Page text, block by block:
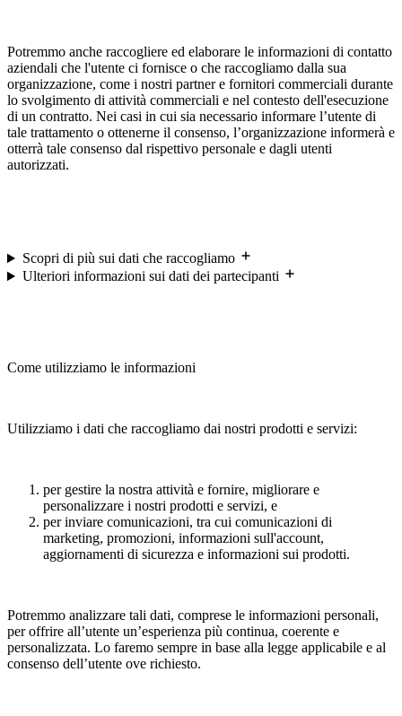
Potremmo anche raccogliere ed elaborare le informazioni di contatto
aziendali che l'utente ci fornisce o che raccogliamo dalla sua
organizzazione, come i nostri partner e fornitori commerciali durante
lo svolgimento di attività commerciali e nel contesto dell'esecuzione
di un contratto. Nei casi in cui sia necessario informare l’utente di
tale trattamento o ottenerne il consenso, l’organizzazione informerà e
otterrà tale consenso dal rispettivo personale e dagli utenti
autorizzati.
Scopri di più sui dati che raccogliamo
Ulteriori informazioni sui dati dei partecipanti
Come utilizziamo le informazioni
Utilizziamo i dati che raccogliamo dai nostri prodotti e servizi:
per gestire la nostra attività e fornire, migliorare e
personalizzare i nostri prodotti e servizi, e
per inviare comunicazioni, tra cui comunicazioni di
marketing, promozioni, informazioni sull'account,
aggiornamenti di sicurezza e informazioni sui prodotti.
Potremmo analizzare tali dati, comprese le informazioni personali,
per offrire all’utente un’esperienza più continua, coerente e
personalizzata. Lo faremo sempre in base alla legge applicabile e al
consenso dell’utente ove richiesto.